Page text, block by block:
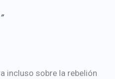
incluso sobre la rebelión